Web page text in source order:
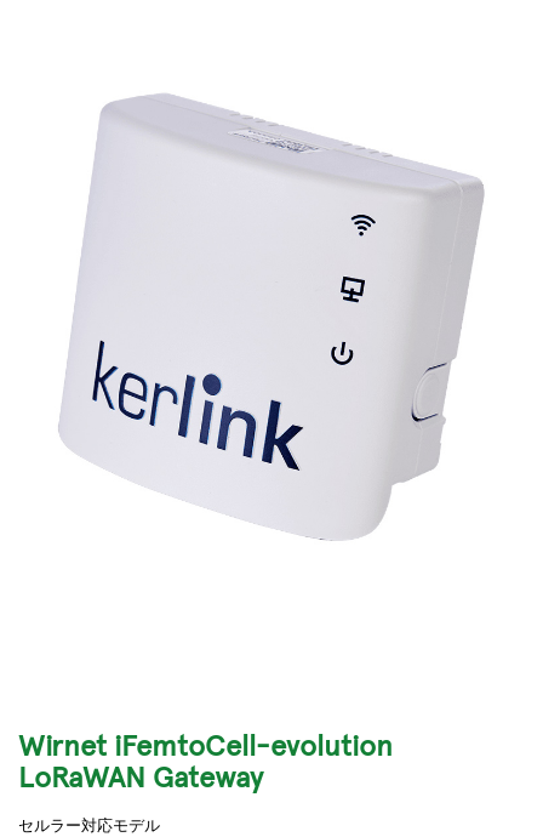
Wirnet iFemtoCell-evolution
LoRaWAN Gateway
セルラー対応モデル